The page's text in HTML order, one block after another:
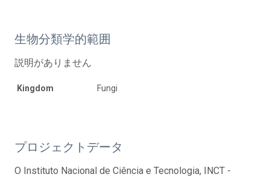
生物分類学的範囲
説明がありません
Kingdom Fungi
プロジェクトデータ
O Instituto Nacional de Ciência e Tecnologia, INCT -